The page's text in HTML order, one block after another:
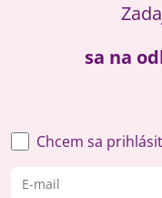
sa na
Chcem sa